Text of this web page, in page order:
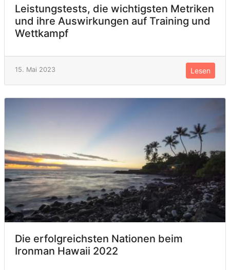
Leistungstests, die wichtigsten Metriken
und ihre Auswirkungen auf Training und
Wettkampf
15. Mai 2023 Lesen
Die erfolgreichsten Nationen beim
Ironman Hawaii 2022